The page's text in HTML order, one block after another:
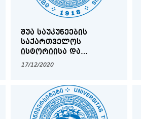
ᲨᲣᲐ ᲡᲐᲣᲙᲣᲜᲔᲔᲑᲘᲡ
ᲡᲐᲥᲐᲠᲗᲕᲔᲚᲝᲡ
ᲘᲡᲢᲝᲠᲘᲘᲡᲐ ᲓᲐ
ᲬᲧᲐᲠᲝᲗᲛᲪᲝᲓᲜᲔᲝᲑᲘᲡ
ᲡᲐᲛᲔᲪᲜᲘᲔᲠᲝ
ᲙᲝᲜᲤᲔᲠᲔᲜᲪᲘᲐ
17/12/2020